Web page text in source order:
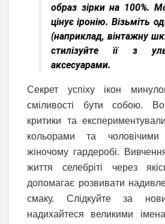
образ зірки на 100%.
цінує іронію. Візьміть
(наприклад, вінтажну
стилізуйте її з
аксесуарами.
Секрет успіху ікон
сміливості бути собою.
критики та
кольорами та
жіночому гардеробі.
життя селебріті через
допомагає розвивати
смаку. Слідкуйте за
надихайтеся великими